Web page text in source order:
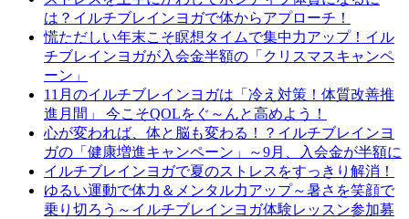
は？イルチブレインヨガで体からアプローチ！
慌ただしい年末こそ瞑想タイムで集中力アップ！イル
チブレインヨガが入会金半額の「クリスマスキャンペ
ーン」
11月のイルチブレインヨガは「冷え対策！体質改善推
進月間」 今こそQOLをぐ～んと高めよう！
心が変われば、体と脳も変わる！？イルチブレインヨ
ガの「健康増進キャンペーン」～9月、入会金が半額に
イルチブレインヨガで夏のストレスをすっきり解消！
ゆるい運動で体力＆メンタル力アップ～暑さを笑顔で
乗り切ろう～イルチブレインヨガ体験レッスン参加募